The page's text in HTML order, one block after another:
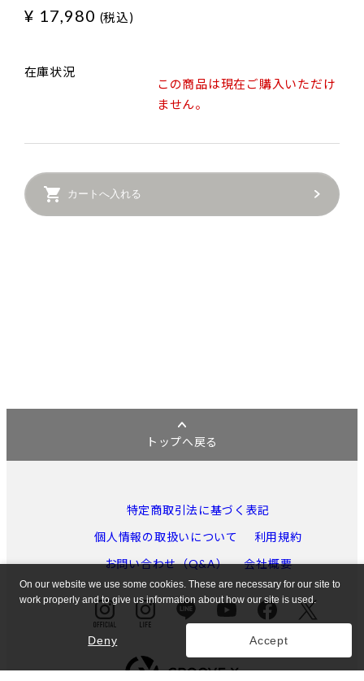
¥ 17,980 (税込)
在庫状況
この商品は現在ご購入いただけ
ません。
カートへ入れる
トップへ戻る
特定商取引法に基づく表記
個人情報の取扱いについて
利用規約
お問い合わせ（Q&A）
会社概要
On our website we use some cookies. These are necessary for our site to
work properly and to give us information about how our site is used.
Deny Accept